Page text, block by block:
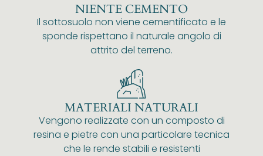
NIENTE CEMENTO
Il sottosuolo non viene cementificato e le
sponde rispettano il naturale angolo di
attrito del terreno.
MATERIALI NATURALI
Vengono realizzate con un composto di
resina e pietre con una particolare tecnica
che le rende stabili e resistenti